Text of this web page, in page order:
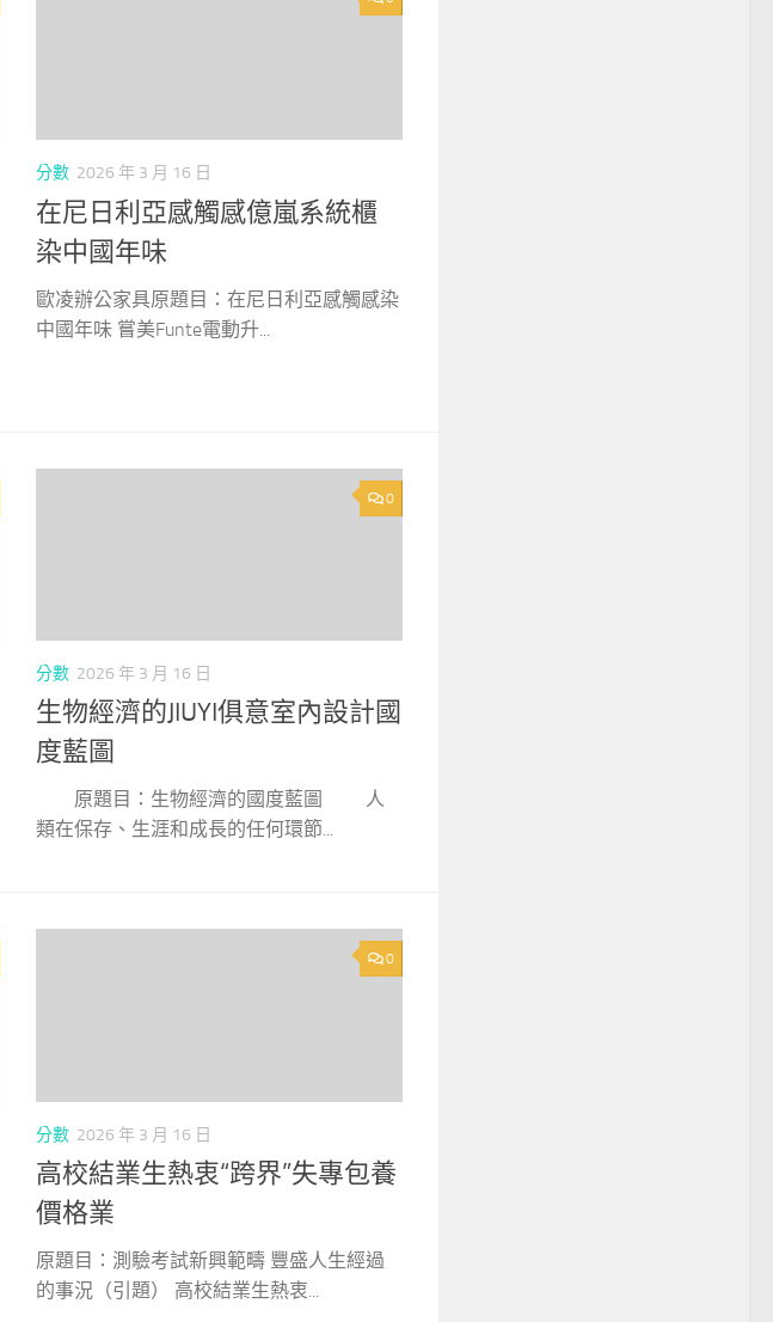
分數 2026 年 3 月 16 日
在尼日利亞感觸感億嵐系統櫃
染中國年味
歐凌辦公家具原題目：在尼日利亞感觸感染
中國年味 嘗美Funte電動升...
0
分數 2026 年 3 月 16 日
生物經濟的JIUYI俱意室內設計國
度藍圖
原題目：生物經濟的國度藍圖 人
類在保存、生涯和成長的任何環節...
0
分數 2026 年 3 月 16 日
高校結業生熱衷“跨界”失專包養
價格業
原題目：測驗考試新興範疇 豐盛人生經過
的事況（引題） 高校結業生熱衷...